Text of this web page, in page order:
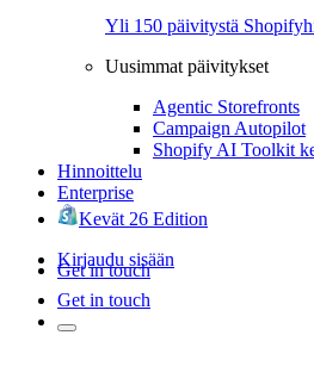
Yli 150 päivitystä
Uusimmat päivitykset
Agentic Storefronts
Campaign Autopilot
Shopify AI Toolkit
Hinnoittelu
Enterprise
Kevät 26 Edition
Kirjaudu sisään
Get in touch
Get in touch